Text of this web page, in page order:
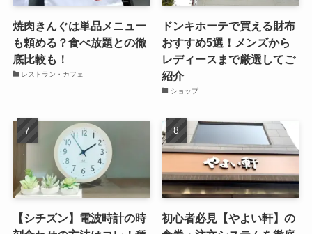
焼肉きんぐは単品メニュー
も頼める？食べ放題との徹
底比較も！
レストラン・カフェ
ドンキホーテで買える財布
おすすめ5選！メンズから
レディースまで厳選してご
紹介
ショップ
【シチズン】電波時計の時
初心者必見【やよい軒】の